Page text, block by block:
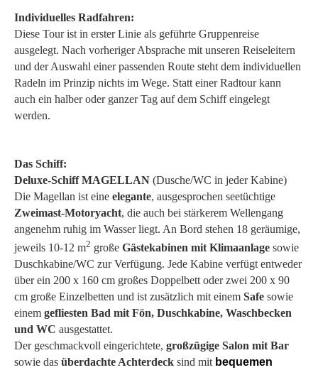
Individuelles Radfahren:
Diese Tour ist in erster Linie als geführte Gruppenreise
ausgelegt. Nach vorheriger Absprache mit unseren Reiseleitern
und der Auswahl einer passenden Route steht dem individuellen
Radeln im Prinzip nichts im Wege. Statt einer Radtour kann
auch ein halber oder ganzer Tag auf dem Schiff eingelegt
werden.
Das Schiff:
Deluxe-Schiff MAGELLAN (Dusche/WC in jeder Kabine)
Die Magellan ist eine elegante, ausgesprochen seetüchtige
Zweimast-Motoryacht, die auch bei stärkerem Wellengang
angenehm ruhig im Wasser liegt. An Bord stehen 18 geräumige,
jeweils 10-12 m2 große Gästekabinen mit Klimaanlage sowie
Duschkabine/WC zur Verfügung. Jede Kabine verfügt entweder
über ein 200 x 160 cm großes Doppelbett oder zwei 200 x 90
cm große Einzelbetten und ist zusätzlich mit einem Safe sowie
einem gefliesten Bad mit Fön, Duschkabine, Waschbecken
und WC ausgestattet.
Der geschmackvoll eingerichtete, großzügige Salon mit Bar
sowie das überdachte Achterdeck sind mit bequemen